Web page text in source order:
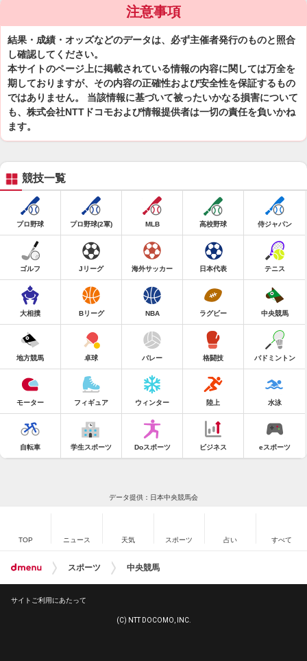
注意事項
結果・成績・オッズなどのデータは、必ず主催者発行のものと照合
し確認してください。
本サイトのページ上に掲載されている情報の内容に関しては万全を
期しておりますが、その内容の正確性および安全性を保証するもの
ではありません。 当該情報に基づいて被ったいかなる損害について
も、株式会社NTTドコモおよび情報提供者は一切の責任を負いかね
ます。
競技一覧
プロ野球 プロ野球(2軍) MLB 高校野球 侍ジャパン
ゴルフ Jリーグ 海外サッカー 日本代表 テニス
大相撲 Bリーグ NBA ラグビー 中央競馬
地方競馬 卓球 バレー 格闘技 バドミントン
モーター フィギュア ウィンター 陸上 水泳
自転車 学生スポーツ Doスポーツ ビジネス eスポーツ
データ提供：日本中央競馬会
TOP ニュース 天気 スポーツ 占い すべて
スポーツ 中央競馬
サイトご利用にあたって
(C) NTT DOCOMO, INC.